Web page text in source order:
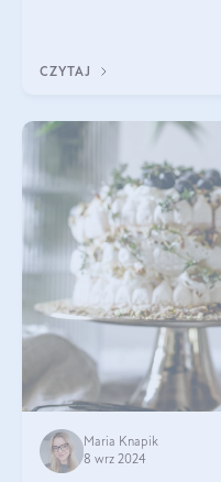
CZYTAJ
Maria Knapik
8 wrz 2024